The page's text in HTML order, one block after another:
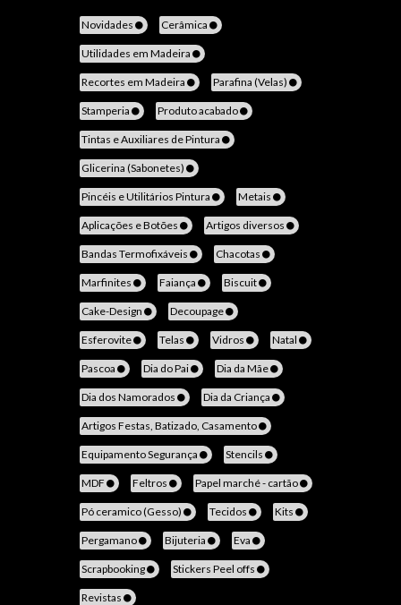
Novidades Cerâmica
Utilidades em Madeira
Recortes em Madeira Parafina (Velas)
Stamperia Produto acabado
Tintas e Auxiliares de Pintura
Glicerina (Sabonetes)
Pincéis e Utilitários Pintura Metais
Aplicações e Botões Artigos diversos
Bandas Termofixáveis Chacotas
Marfinites Faiança Biscuit
Cake-Design Decoupage
Esferovite Telas Vidros Natal
Pascoa Dia do Pai Dia da Mãe
Dia dos Namorados Dia da Criança
Artigos Festas, Batizado, Casamento
Equipamento Segurança Stencils
MDF Feltros Papel marché - cartão
Pó ceramico (Gesso) Tecidos Kits
Pergamano Bijuteria Eva
Scrapbooking Stickers Peel offs
Revistas